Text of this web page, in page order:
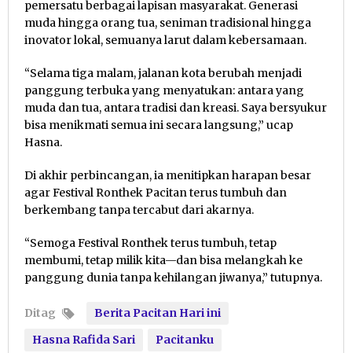
pemersatu berbagai lapisan masyarakat. Generasi
muda hingga orang tua, seniman tradisional hingga
inovator lokal, semuanya larut dalam kebersamaan.
“Selama tiga malam, jalanan kota berubah menjadi
panggung terbuka yang menyatukan: antara yang
muda dan tua, antara tradisi dan kreasi. Saya bersyukur
bisa menikmati semua ini secara langsung,” ucap
Hasna.
Di akhir perbincangan, ia menitipkan harapan besar
agar Festival Ronthek Pacitan terus tumbuh dan
berkembang tanpa tercabut dari akarnya.
“Semoga Festival Ronthek terus tumbuh, tetap
membumi, tetap milik kita—dan bisa melangkah ke
panggung dunia tanpa kehilangan jiwanya,” tutupnya.
Ditag
Berita Pacitan Hari ini
Hasna Rafida Sari
Pacitanku